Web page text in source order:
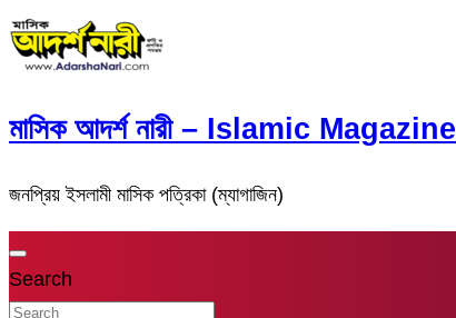
মাসিক আদর্শ নারী – Islamic Magazine
জনপ্রিয় ইসলামী মাসিক পত্রিকা (ম্যাগাজিন)
Search